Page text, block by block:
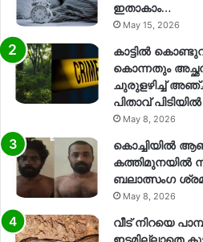
ഇതാകാം…
May 15, 2026
കാട്ടിൽ
കൊന്നതും
ചുരുളഴിച്ച്
പിതാവ് പിടിയിൽ
May 8, 2026
കൊച്ചിയിൽ
കത്തിമുനയിൽ
ബലാത്സംഗ​
May 8, 2026
വീട് നിറയെ